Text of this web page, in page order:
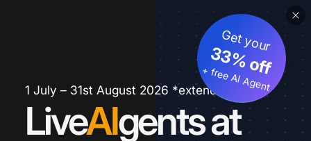
1 July – 31st August 2026 *extended
LiveAIgents at
Get your
33% off
+ free AI Agent